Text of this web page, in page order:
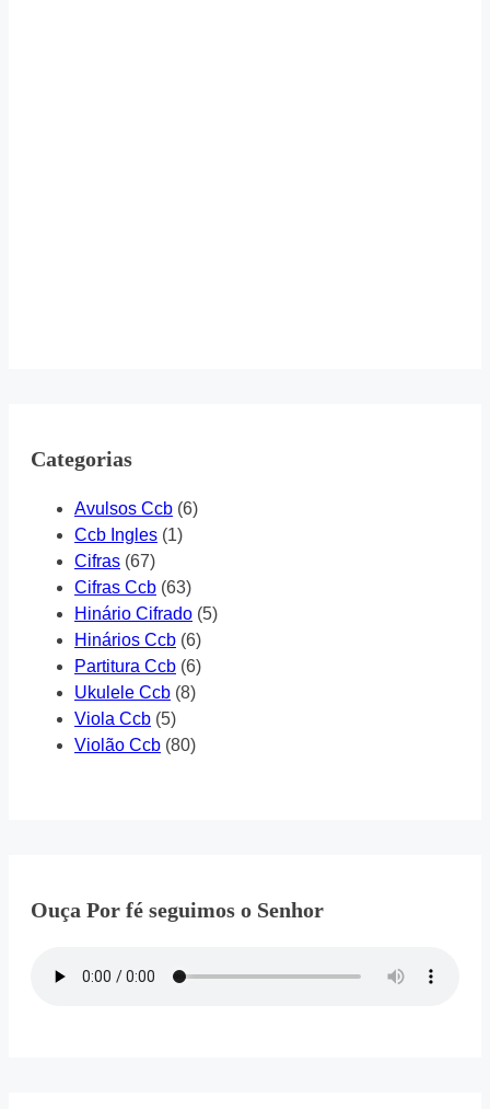
Categorias
Avulsos Ccb (6)
Ccb Ingles (1)
Cifras (67)
Cifras Ccb (63)
Hinário Cifrado (5)
Hinários Ccb (6)
Partitura Ccb (6)
Ukulele Ccb (8)
Viola Ccb (5)
Violão Ccb (80)
Ouça Por fé seguimos o Senhor